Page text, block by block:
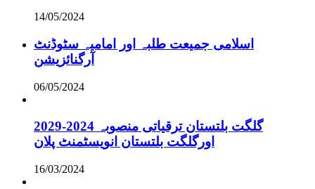
14/05/2024
اسلامی جمیعت طلبہ اور امامیہ سٹوڈنٹ
آرگنائزیشن
06/05/2024
گلگت بلتستان ترقیاتی منصوبہ 2024-2029
اورگلگت بلتستان انویسٹمنٹ پلان
16/03/2024